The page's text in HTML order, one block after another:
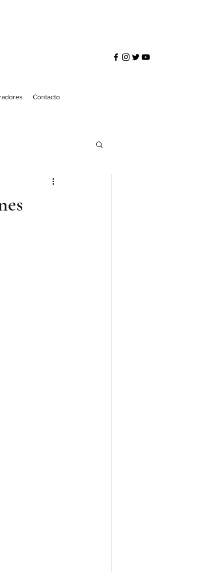
Contacto